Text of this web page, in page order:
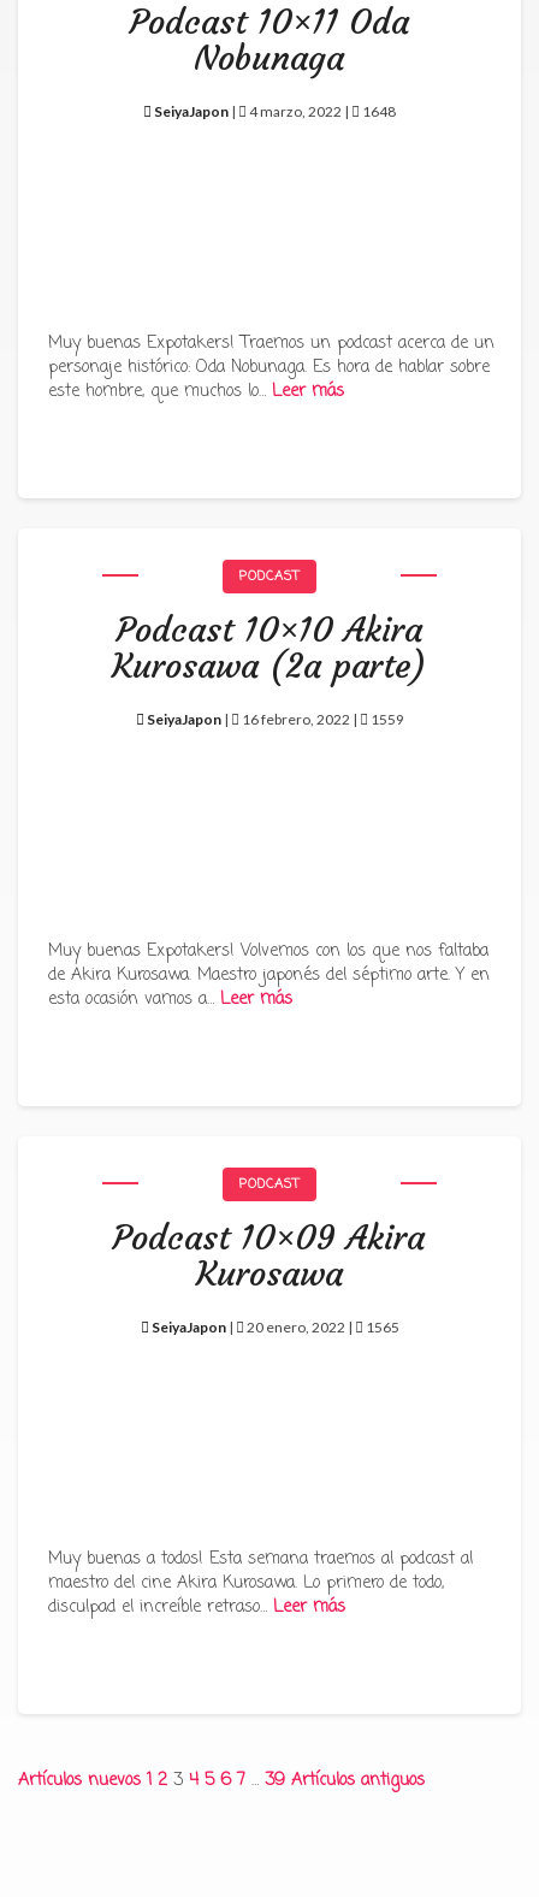
Podcast 10×11 Oda
Nobunaga
SeiyaJapon | 4 marzo, 2022 | 1648
Muy buenas Expotakers! Traemos un podcast acerca de un
personaje histórico: Oda Nobunaga. Es hora de hablar sobre
este hombre, que muchos lo… Leer más
PODCAST
Podcast 10×10 Akira
Kurosawa (2a parte)
SeiyaJapon| 16 febrero, 2022 | 1559
Muy buenas Expotakers! Volvemos con los que nos faltaba
de Akira Kurosawa. Maestro japonés del séptimo arte. Y en
esta ocasión vamos a… Leer más
PODCAST
Podcast 10×09 Akira
Kurosawa
SeiyaJapon| 20 enero, 2022 | 1565
Muy buenas a todos! Esta semana traemos al podcast al
maestro del cine Akira Kurosawa. Lo primero de todo,
disculpad el increíble retraso… Leer más
Paginación
Artículos nuevos 1 2 3 4 5 6 7 … 39 Artículos antiguos